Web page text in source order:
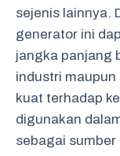
sejenis lainnya.
generator ini
jangka panjang
industri
kuat terhadap
digunakan
sebagai